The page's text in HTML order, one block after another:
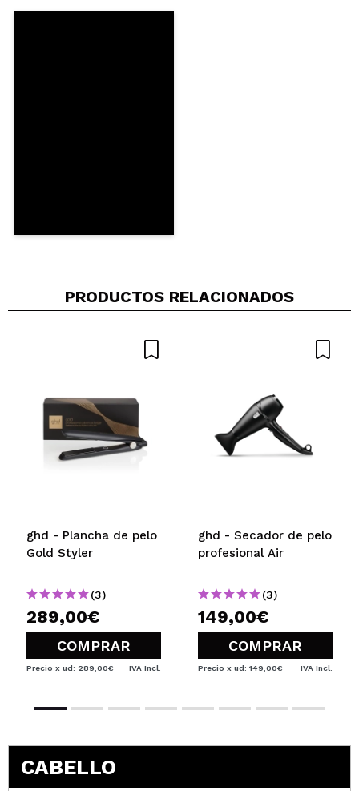
PRODUCTOS RELACIONADOS
ghd - Plancha de pelo
Gold Styler
(3)
289,00€
COMPRAR
Precio x ud: 289,00€ IVA Incl.
ghd - Secador de pelo
profesional Air
(3)
149,00€
COMPRAR
Precio x ud: 149,00€ IVA Incl.
CABELLO